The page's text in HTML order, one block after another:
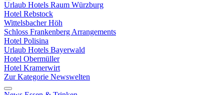
Urlaub Hotels Raum Würzburg
Hotel Rebstock
Wittelsbacher Höh
Schloss Frankenberg Arrangements
Hotel Polisina
Urlaub Hotels Bayerwald
Hotel Obermüller
Hotel Kramerwirt
Zur Kategorie Newswelten